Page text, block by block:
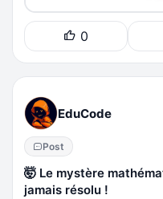
0
EduCode
Post
🤯 Le mystère
jamais résolu !